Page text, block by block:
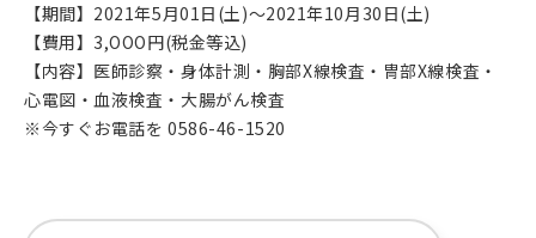
【期間】2021年5月01日(土)～2021年10月30日(土)
【費用】3,OOO円(税金等込)
【内容】医師診察・身体計測・胸部X線検査・冑部X線検査・
心電図・血液検査・大腸がん検査
※今すぐお電話を 0586-46-1520